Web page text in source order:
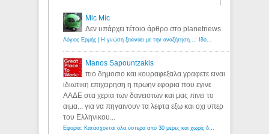
Mic Mic
Δεν υπάρχει τέτοιο άρθρο στο planetnews
Λόγιος Ερμής | Η γνώση ξεκινάει με την αναζήτηση...: Ιδού οι 18 που χρωστούν 11 δις ευρώ!
Manos Sapountzakis
πιο δημοσιο και κουραφεξαλα γραφετε ειναι
ιδιωτικη επιχειρηση η πρωην εφορια που εγινε
ΑΑΔΕ στα χερια των δανειστων και μας πινει το
αιμα... για να πηγαινουν τα λεφτα εξω και οχι υπερ
του Ελληνικου...
Εφορία: Κατάσχονται όλα ύστερα από 30 μέρες και χωρίς δικαστικές αποφάσεις - Λόγιος Ερμής